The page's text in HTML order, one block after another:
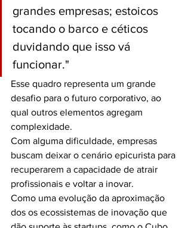
grandes empresas; estoicos
tocando o barco e céticos
duvidando que isso vá
funcionar."
Esse quadro representa um grande
desafio para o futuro corporativo, ao
qual outros elementos agregam
complexidade.
Com alguma dificuldade, empresas
buscam deixar o cenário epicurista para
recuperarem a capacidade de atrair
profissionais e voltar a inovar.
Como uma evolução da aproximação
dos os ecossistemas de inovação que